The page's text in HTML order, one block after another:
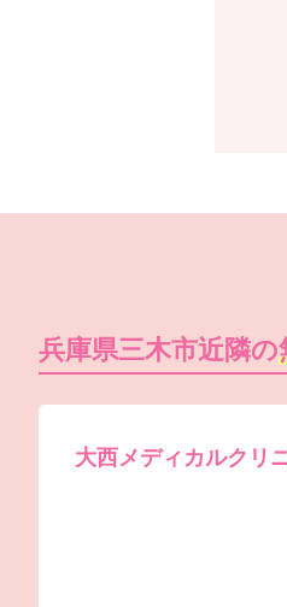
兵庫県三木市近隣の
大西メディカルクリ